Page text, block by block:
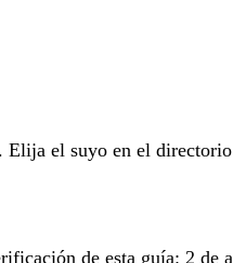
Elija el suyo en el
de esta guía: 2 de